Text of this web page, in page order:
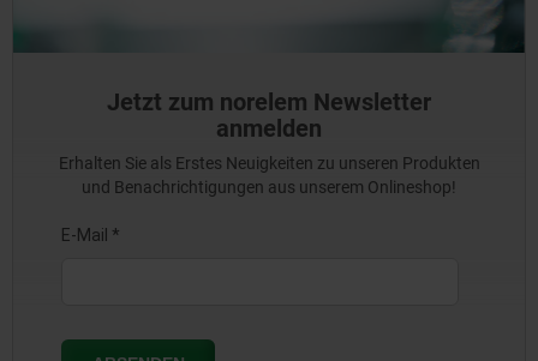
Jetzt zum norelem Newsletter
anmelden
Erhalten Sie als Erstes Neuigkeiten zu unseren Produkten
und Benachrichtigungen aus unserem Onlineshop!